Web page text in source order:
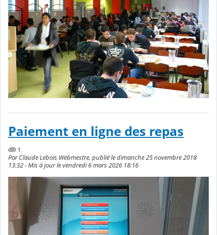
Paiement en ligne des repas
1
Par Claude Lebois Webmestre, publié le dimanche 25 novembre 2018
13:32 - Mis à jour le vendredi 6 mars 2026 18:16